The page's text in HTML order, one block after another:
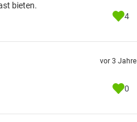
bieten.
4
vor 3 Jahre
0